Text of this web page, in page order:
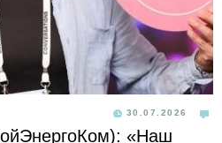
30.07.2026
«Наш